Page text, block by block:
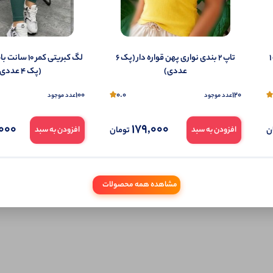
تمایل می‌توانید به صورت ناشناس نیز دیدگاه خود را ثبت کنید.
لگ کبریتی کمر ۱۰ سانت باشگاهی پک 1
تاپ ۲ بندی نواری پهن قواره دار (پک 6
عددی)
120عدد موجود 0.0
افزودن به سبد 179,000تومان
(پک 4 عددی)
100عدد موجود
افزودن به سبد
مشاهده همه محصولات